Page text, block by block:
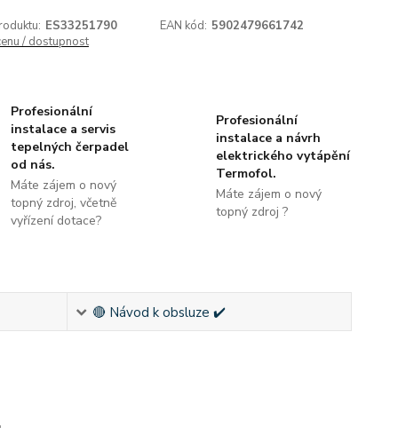
ES33251790 EAN kód: 5902479661742
/ dostupnost
Profesionální
instalace a servis
tepelných čerpadel
od nás.
Máte zájem o nový
topný zdroj, včetně
vyřízení dotace?
Profesionální
instalace a návrh
elektrického vytápění
Termofol.
Máte zájem o nový
topný zdroj ?
🔴 Návod k obsluze ✔️